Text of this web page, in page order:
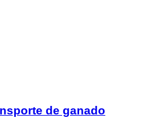
de ganado